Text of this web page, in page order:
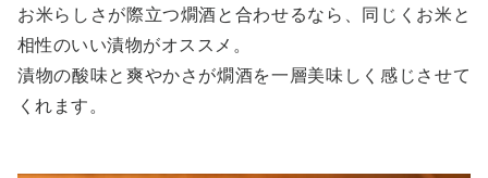
お米らしさが際立つ燗酒と合わせるなら、同じくお米と
相性のいい漬物がオススメ。
漬物の酸味と爽やかさが燗酒を一層美味しく感じさせて
くれます。